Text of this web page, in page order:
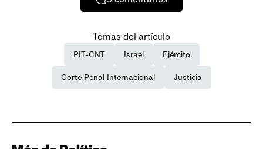
Temas del artículo
PIT-CNT Israel Ejército
Corte Penal Internacional Justicia